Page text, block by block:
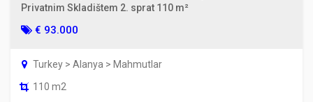
Privatnim Skladištem 2. sprat 110 m²
€ 93.000
Turkey > Alanya > Mahmutlar
110 m2